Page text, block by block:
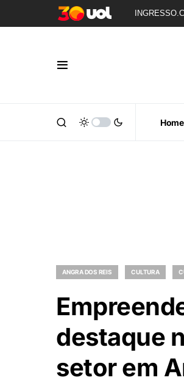
Home
ANGRA DOS REIS CULTURA
destaque
setor em